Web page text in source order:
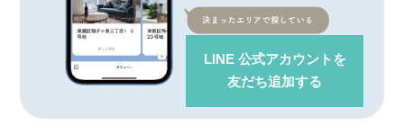
LINE 公式アカウント を
友だち追加する